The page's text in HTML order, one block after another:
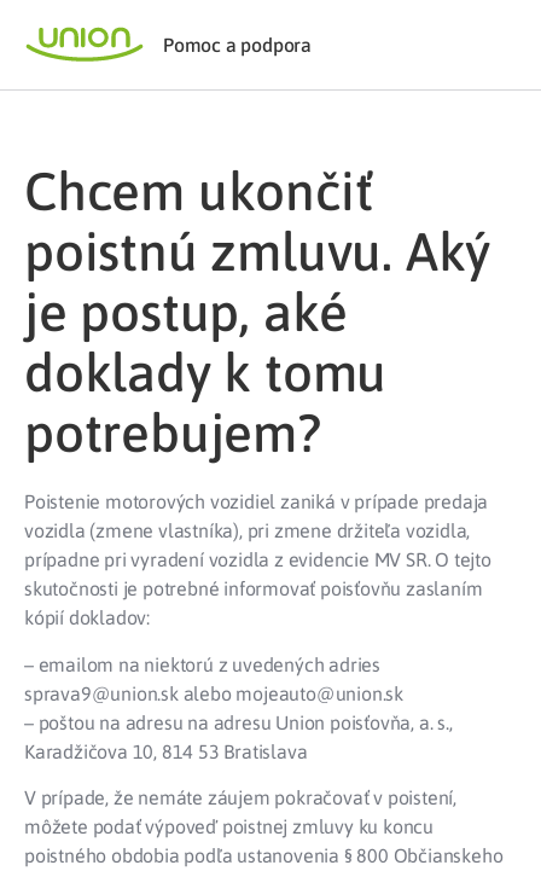
Pomoc a podpora
Chcem ukončiť
poistnú zmluvu. Aký
je postup, aké
doklady k tomu
potrebujem?
Poistenie motorových vozidiel zaniká v prípade predaja
vozidla (zmene vlastníka), pri zmene držiteľa vozidla,
prípadne pri vyradení vozidla z evidencie MV SR. O tejto
skutočnosti je potrebné informovať poisťovňu zaslaním
kópií dokladov:
– emailom na niektorú z uvedených adries
sprava9@union.sk alebo mojeauto@union.sk
– poštou na adresu na adresu Union poisťovňa, a. s.,
Karadžičova 10, 814 53 Bratislava
V prípade, že nemáte záujem pokračovať v poistení,
môžete podať výpoveď poistnej zmluvy ku koncu
poistného obdobia podľa ustanovenia § 800 Občianskeho